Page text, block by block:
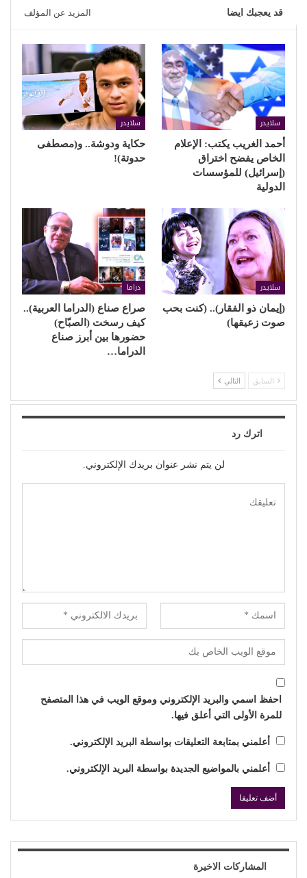
قد يعجبك ايضا المزيد عن المؤلف
سلايدر
أحمد الغريب يكتب: الإعلام
الخاص يفضح اختراق
(إسرائيل) للمؤسسات
الدولية
سلايدر
حكاية ودوشة.. و(مصطفى
حدوتة)!
سلايدر
(إيمان ذو الفقار).. (كنت بحب
صوت زعيقها)
دراما
صراع صناع (الدراما العربية)..
كيف رسخت (الصبّاح)
حضورها بين أبرز صناع
الدراما…
السابق التالي
اترك رد
لن يتم نشر عنوان بريدك الإلكتروني.
احفظ اسمي والبريد الإلكتروني وموقع الويب في هذا المتصفح
للمرة الأولى التي أعلق فيها.
أعلمني بمتابعة التعليقات بواسطة البريد الإلكتروني.
أعلمني بالمواضيع الجديدة بواسطة البريد الإلكتروني.
المشاركات الاخيرة